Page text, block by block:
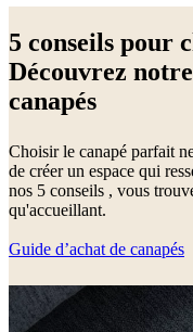
page
foncéGris
clairTissuMétalCuir
5 conseils pour
Découvrez
canapés
Choisir le canapé parfait
de créer un espace qui
nos 5 conseils , vous
qu'accueillant.
Guide d’achat de canapés